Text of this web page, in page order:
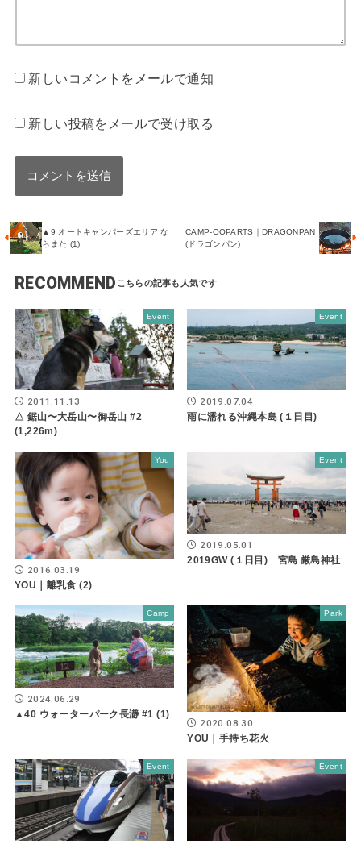
新しいコメントをメールで通知
新しい投稿をメールで受け取る
▲9 オートキャンパーズエリア な
らまた (1)
CAMP-OOPARTS｜DRAGONPAN
(ドラゴンパン)
RECOMMEND
Event
2011.11.13
△ 鋸山〜大岳山〜御岳山 #2
(1,226m)
Event
2019.07.04
雨に濡れる沖縄本島 (１日目)
You
2016.03.19
YOU｜離乳食 (2)
Event
2019.05.01
2019GW (１日目) 宮島 厳島神社
Camp
2024.06.29
▲40 ウォーターパーク長瀞 #1 (1)
Park
2020.08.30
YOU｜手持ち花火
Event Event